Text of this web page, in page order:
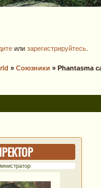
или зарегистрируйтесь
» Союзники » Phantasma